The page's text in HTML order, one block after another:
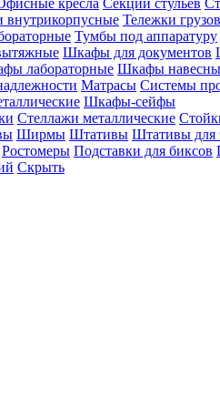
кресла Секции стульев
внутрикорпусные Тележки
Тумбы под аппаратуру
Шкафы для документов
лабораторные Шкафы
Матрасы Системы
Шкафы-сейфы
Стеллажи металлические
Ширмы Штативы Штативы для
Ростомеры Подставки для биксов
Скрыть